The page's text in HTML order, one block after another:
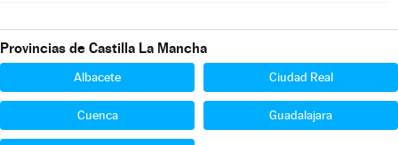
Provincias de Castilla La Mancha
Albacete Ciudad Real
Cuenca Guadalajara